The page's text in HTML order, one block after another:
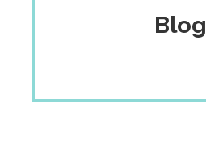
Blog